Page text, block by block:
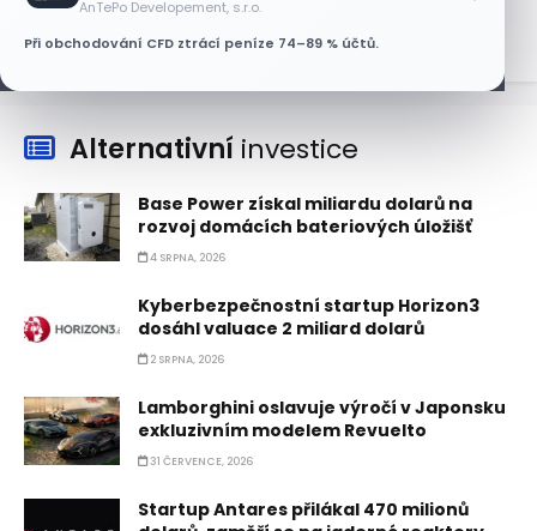
AnTePo Developement, s.r.o.
Při obchodování CFD ztrácí peníze 74–89 % účtů.
Alternativní investice
Base Power získal miliardu dolarů na
rozvoj domácích bateriových úložišť
4 SRPNA, 2026
Kyberbezpečnostní startup Horizon3
dosáhl valuace 2 miliard dolarů
2 SRPNA, 2026
Lamborghini oslavuje výročí v Japonsku
exkluzivním modelem Revuelto
31 ČERVENCE, 2026
Startup Antares přilákal 470 milionů